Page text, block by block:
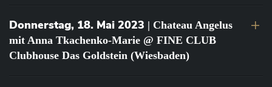
Donnerstag, 18. Mai 2023 | Chateau Angelus
mit Anna Tkachenko-Marie @ FINE CLUB
Clubhouse Das Goldstein (Wiesbaden)